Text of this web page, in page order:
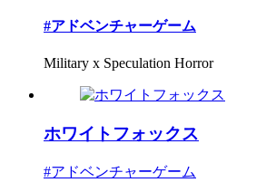
#アドベンチャーゲーム
Military x Speculation Horror
ホワイトフォックス
#アドベンチャーゲーム